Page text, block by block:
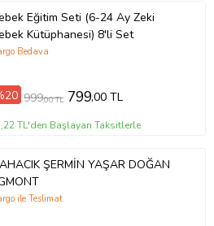
Eğitim Seti (6-24 Ay Zeki
Kütüphanesi) 8'li Set
Bedava
999,00 TL 799,00 TL
TL'den Başlayan Taksitlerle
ŞERMİN YAŞAR DOĞAN
ile Teslimat